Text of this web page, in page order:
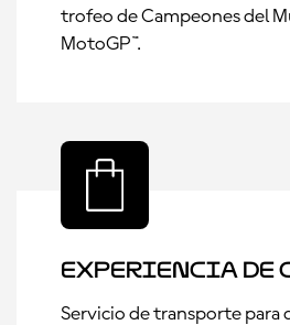
trofeo de Campeones del
MotoGP™.
Experiencia de
Servicio de transporte para